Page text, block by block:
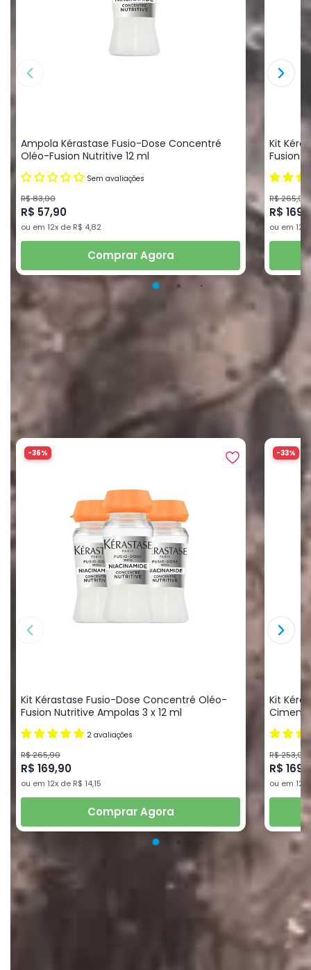
Ampola Kérastase Fusio-Dose Concentré
Oléo-Fusion Nutritive 12 ml
Sem avaliações
R$ 83,90
R$ 57,90
ou em 12x de R$ 4,82
Comprar Agora
Kit
Fusion
R$ 265,90
R$
ou em 12x
Produtos em destaque
-36%
Kit Kérastase Fusio-Dose Concentré Oléo-
Fusion Nutritive Ampolas 3 x 12 ml
2 avaliações
R$ 265,90
R$ 169,90
ou em 12x de R$ 14,15
Comprar Agora
-33%
Kit
Ciment
R$ 253,90
R$
ou em 12x